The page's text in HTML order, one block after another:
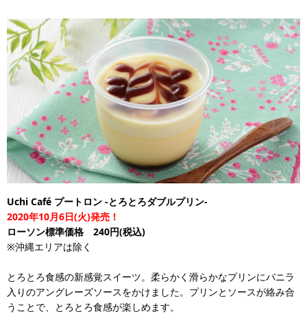
Uchi Café プートロン -とろとろダブルプリン-
2020年10月6日(火)発売！
ローソン標準価格 240円(税込)
※沖縄エリアは除く
とろとろ食感の新感覚スイーツ。柔らかく滑らかなプリンにバニラ
入りのアングレーズソースをかけました。プリンとソースが絡み合
うことで、とろとろ食感が楽しめます。